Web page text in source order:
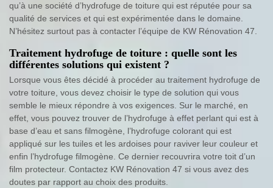
qu’à une société d’hydrofuge de toiture qui est réputée pour sa
qualité de services et qui est expérimentée dans le domaine.
N’hésitez surtout pas à contacter l’équipe de KW Rénovation 47.
Traitement hydrofuge de toiture : quelle sont les
différentes solutions qui existent ?
Lorsque vous êtes décidé à procéder au traitement hydrofuge de
votre toiture, vous devez choisir le type de solution qui vous
semble le mieux répondre à vos exigences. Sur le marché, en
effet, vous pouvez trouver de l’hydrofuge à effet perlant qui est à
base d’eau et sans filmogène, l’hydrofuge colorant qui est
appliqué sur les tuiles et les ardoises pour raviver leur couleur et
enfin l’hydrofuge filmogène. Ce dernier recouvrira votre toit d’un
film protecteur. Contactez KW Rénovation 47 si vous avez des
doutes par rapport au choix des produits.